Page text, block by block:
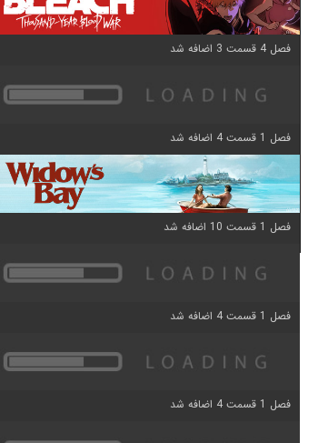
فصل 4 قسمت 3 اضافه شد
فصل 1 قسمت 4 اضافه شد
فصل 1 قسمت 10 اضافه شد
فصل 1 قسمت 4 اضافه شد
فصل 1 قسمت 4 اضافه شد